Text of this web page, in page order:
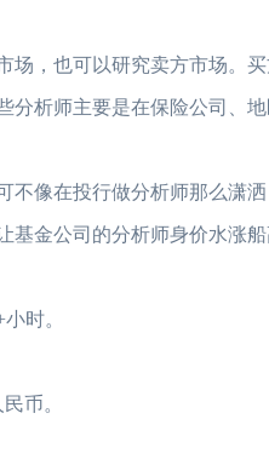
场，也可以研究卖方市场。
分析师主要是在保险公司、
不像在投行做分析师那么潇
基金公司的分析师身价水涨
时。
币。